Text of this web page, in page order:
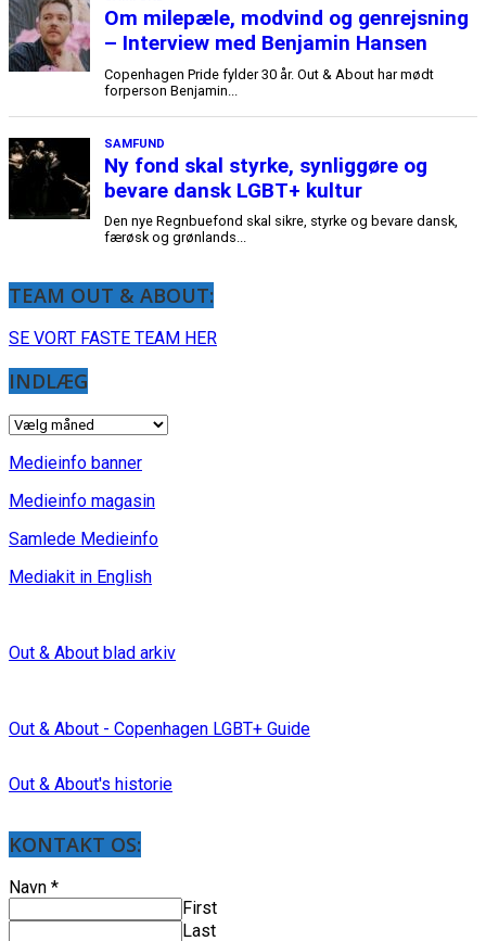
TEAM OUT & ABOUT:
SE VORT FASTE TEAM HER
INDLÆG
INDLÆG
Medieinfo banner
Medieinfo magasin
Samlede Medieinfo
Mediakit in English
Out & About blad arkiv
Out & About - Copenhagen LGBT+ Guide
Out & About's historie
KONTAKT OS:
Navn *
First
Last